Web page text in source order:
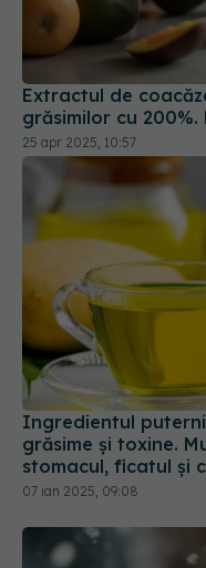
Extractul de
grăsimilor cu
25 apr 2025, 10:57
Ingredientul
grăsime și toxine.
stomacul, ficatul și
07 ian 2025, 09:08